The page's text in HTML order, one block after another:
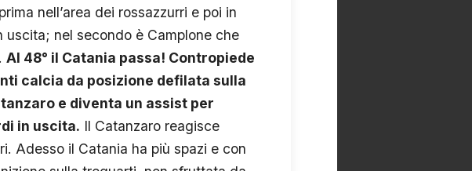
nell’area dei rossazzurri e poi in
nel secondo è Camplone che
Al 48° il Catania passa! Contropiede
calcia da posizione defilata sulla
e diventa un assist per
in uscita. Il Catanzaro reagisce
Adesso il Catania ha più spazi e con